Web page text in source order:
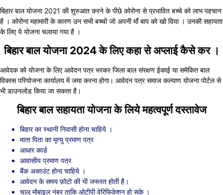
बिहार बाल योजना 2021 की शुरुआत करने के पीछे कोरोना से प्रभावित बच्चे को लाभ पहचान
है । कोरोना महामारी के कारण उन सभी बच्चों जो अपनी माँ बाप को खो दिया । उनकी सहायता
के लिए ये योजना चलाया गया है ।
बिहार बाल योजना 2024 के लिए कहा से अप्लाई कैसे कर ।
आवेदक को योजना के लिए आवेदन पत्र भरकर जिला बाल संरक्षण ईकाई या समेकित बाल
विकास परियोजना कार्यालय में जमा करना होगा। आवेदन पत्र समाज कल्याण योजना पोर्टल से
भी डाउनलोड किया जा सकता है।
बिहार बाल सहायता योजना के लिये महत्वपूर्ण दस्तावेज
बिहार का स्थानी निवासी होना चाहिये ।
माता पिता का मृत्यु प्रमाण पत्र
आधार कार्ड
आवासीय प्रमाण पत्र
बैंक अकाउंट होना चाहिये ।
आवेदन के समय फ़ोटो की भी जरूरत होती है।
चालू मोबाइल नंबर ताकि ओटीपी वेरिफिकेशन हो सके ।